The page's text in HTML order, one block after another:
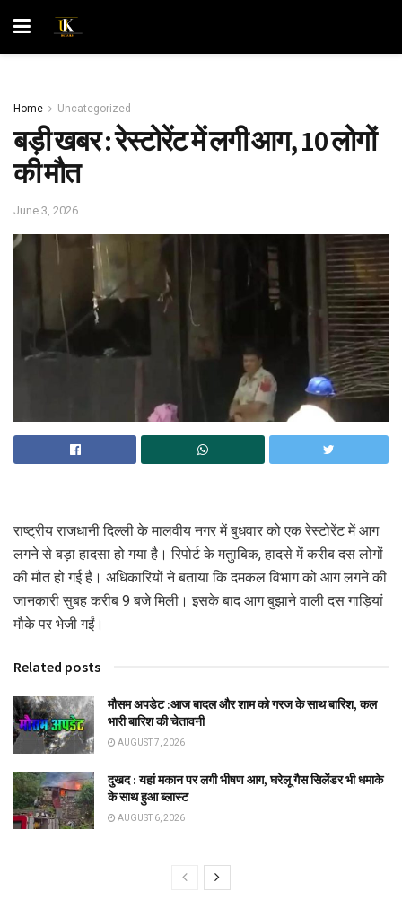
Home Uncategorized
बड़ी खबर : रेस्टोरेंट में लगी आग, 10 लोगों
की मौत
June 3, 2026
राष्ट्रीय राजधानी दिल्ली के मालवीय नगर में बुधवार को एक रेस्टोरेंट में आग
लगने से बड़ा हादसा हो गया है। रिपोर्ट के मतुाबिक, हादसे में करीब दस लोगों
की मौत हो गई है। अधिकारियों ने बताया कि दमकल विभाग को आग लगने की
जानकारी सुबह करीब 9 बजे मिली। इसके बाद आग बुझाने वाली दस गाड़ियां
मौके पर भेजी गईं।
Related posts
मौसम अपडेट :आज बादल और शाम को गरज के साथ बारिश, कल
भारी बारिश की चेतावनी
AUGUST 7, 2026
दुखद : यहां मकान पर लगी भीषण आग, घरेलू गैस सिलेंडर भी धमाके
के साथ हुआ ब्लास्ट
AUGUST 6, 2026